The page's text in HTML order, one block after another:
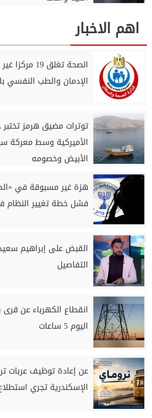
اهم الاخبار
الصحة تغلق
الإدمان والطب النفسي
توترات مضيق هرمز تختبر
الأميركية وسط معركة
الأبيض وخصومه
هزة غير مسبوقة في
فشل خطة تغيير النظام
القبض على إبراهيم
التفاصيل
انقطاع الكهرباء عن
اليوم 5 ساعات
عن إعادة توظيف عربات
الإسكندرية تجري